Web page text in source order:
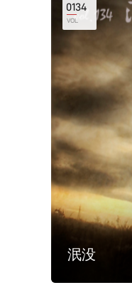
0134
VOL
泯没